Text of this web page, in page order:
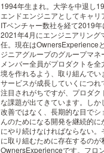
1994年生まれ。大学を中退し
エンドエンジニアとしてキャリ
ITベンチャー数社を経て2019年
2021年4月にエンジニアリング
任。現在はOwnersExperience
ジニアグループのグループマネ
メンバー全員がプロダクトを
境を作れるよう、取り組んでい
サービスが成長していくにつれ
注目されがちですが、プロダク
な課題が出てきています。しか
改善ではなく、長期的な目でシ
んのためになる開発を継続的に
にやり続けなければならない。
に取り組むために存在するのが
OwnersExperienceです。フロ